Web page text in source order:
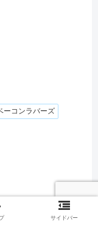
ーコンラバーズ
サイドバー